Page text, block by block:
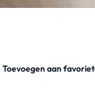
Toevoegen aan